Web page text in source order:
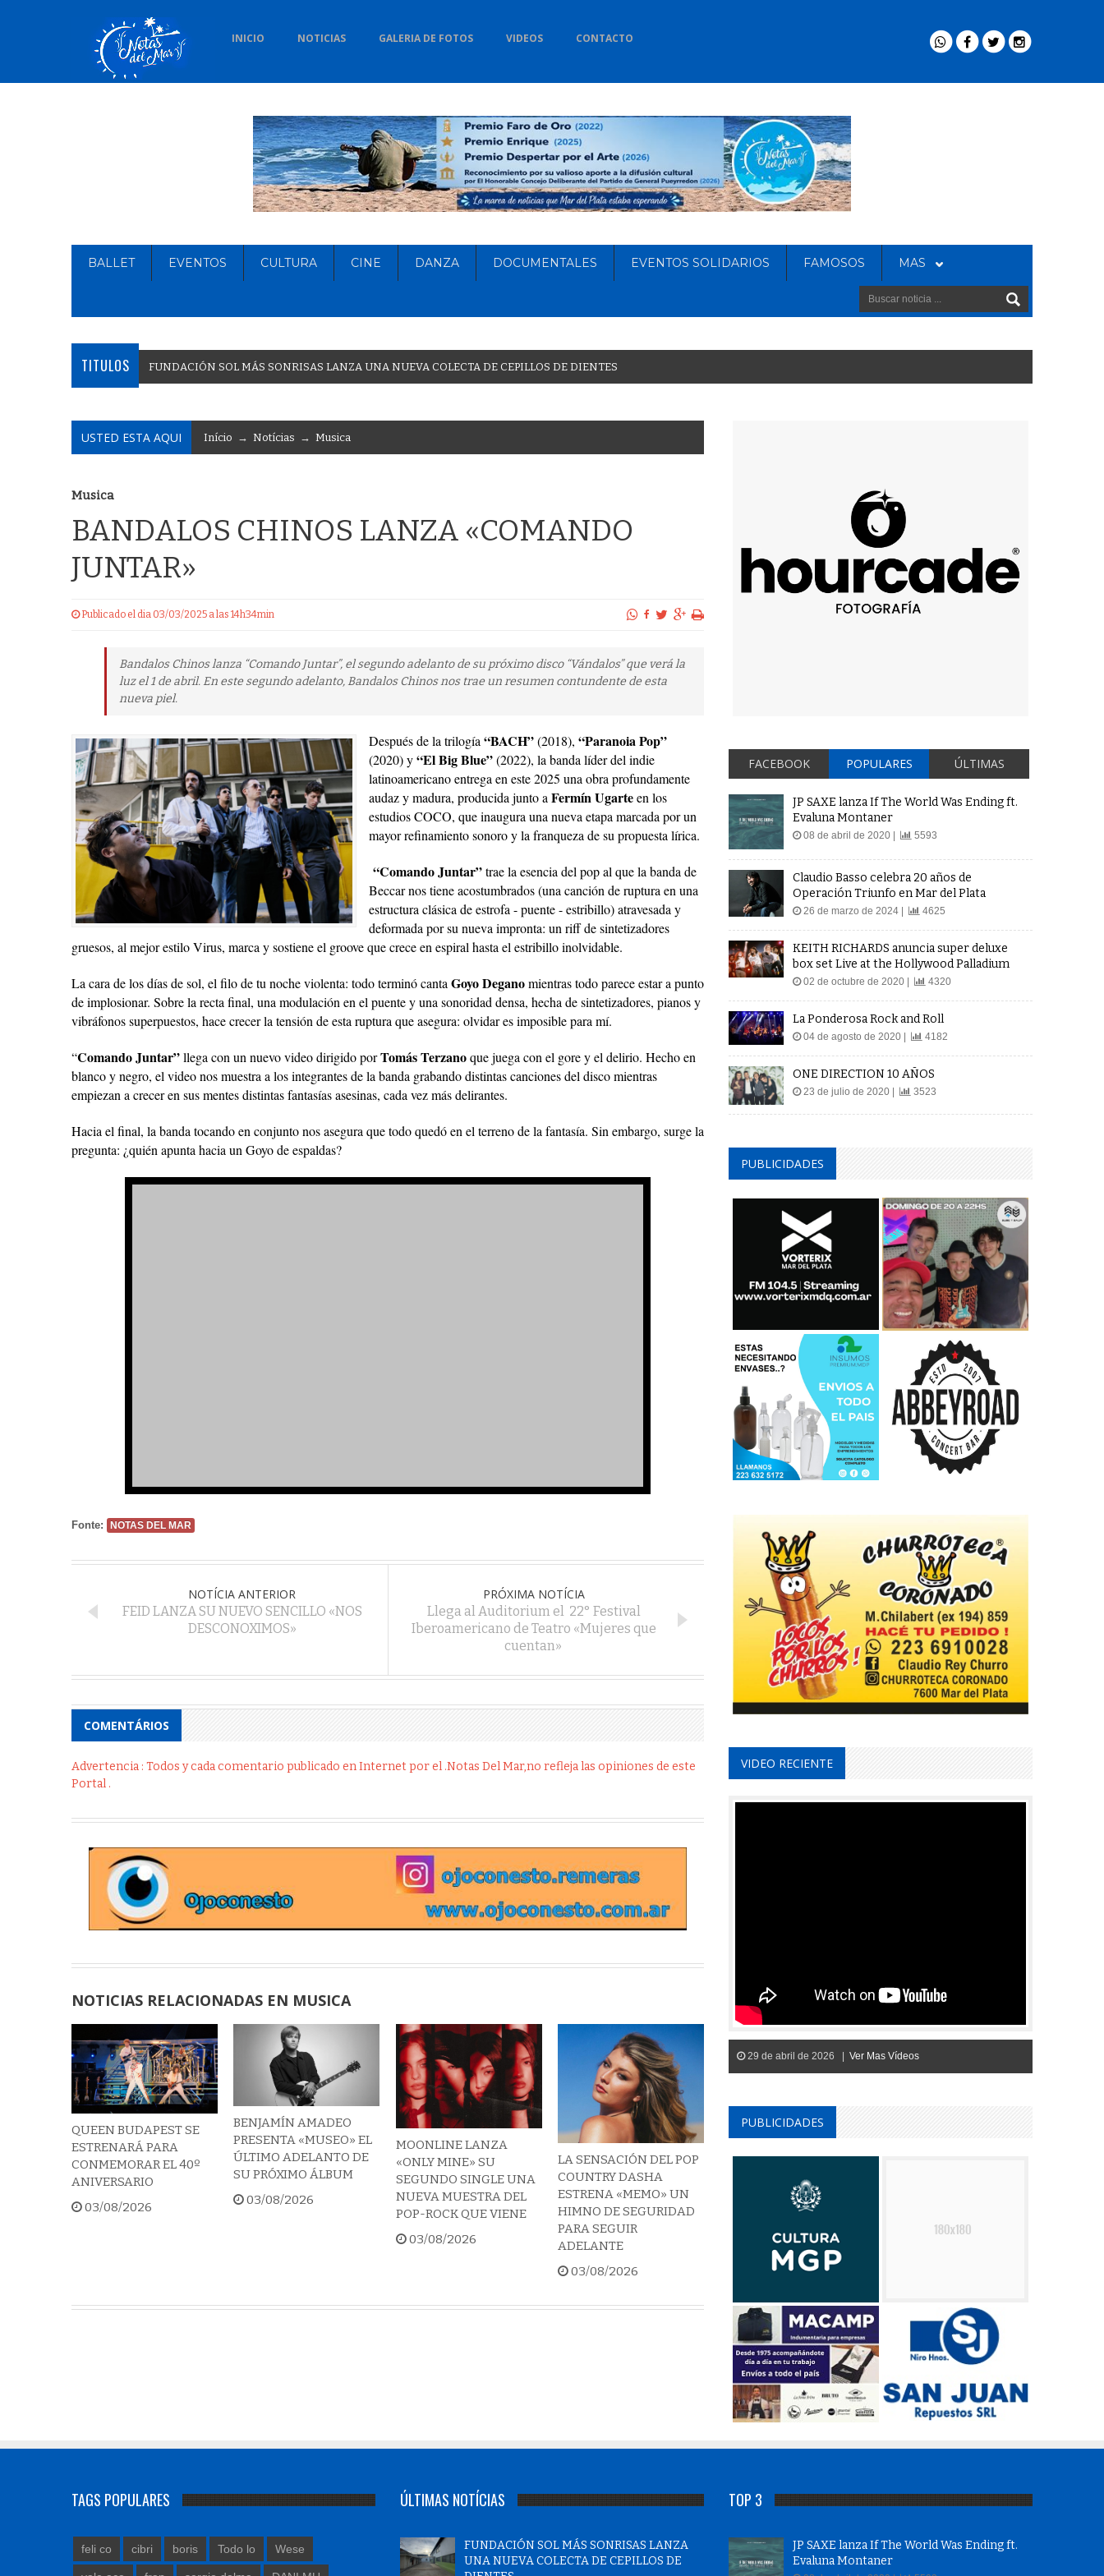
INICIO NOTICIAS GALERIA DE FOTOS VIDEOS CONTACTO
BALLET EVENTOS CULTURA CINE DANZA DOCUMENTALES EVENTOS SOLIDARIOS FAMOSOS MAS
TITULOS FUNDACIÓN SOL MÁS SONRISAS LANZA UNA NUEVA COLECTA DE CEPILLOS DE DIENTES
USTED ESTA AQUI Início → Notícias → Musica
Musica
BANDALOS CHINOS LANZA «COMANDO
JUNTAR»
Publicado el dia 03/03/2025 a las 14h34min
Bandalos Chinos lanza “Comando Juntar”, el segundo adelanto de su próximo disco “Vándalos” que verá la
luz el 1 de abril. En este segundo adelanto, Bandalos Chinos nos trae un resumen contundente de esta
nueva piel.
Después de la trilogía“BACH”(2018), “Paranoia Pop”
(2020) y“El Big Blue”(2022), la banda líder del indie
latinoamericano entrega en este 2025 una obra profundamente
audaz y madura, producida junto aFermín Ugarteen los
estudios COCO, que inaugura una nueva etapa marcada por un
mayor refinamiento sonoro y la franqueza de su propuesta lírica.
“Comando Juntar”trae la esencia del pop al que la banda de
Beccar nos tiene acostumbrados (una canción de ruptura en una
estructura clásica de estrofa - puente - estribillo) atravesada y
deformada por su nueva impronta: un riff de sintetizadores
gruesos, al mejor estilo Virus, marca y sostiene el groove que crece en espiral hasta el estribillo inolvidable.
La cara de los días de sol, el filo de tu noche violenta: todo terminó cantaGoyo Deganomientras todo parece estar a punto
de implosionar. Sobre la recta final, una modulación en el puente y una sonoridad densa, hecha de sintetizadores, pianos y
vibráfonos superpuestos, hace crecer la tensión de esta ruptura que asegura: olvidar es imposible para mí.
“Comando Juntar”llega con un nuevo video dirigido porTomás Terzanoque juega con el gore y el delirio. Hecho en
blanco y negro, el video nos muestra a los integrantes de la banda grabando distintas canciones del disco mientras
empiezan a crecer en sus mentes distintas fantasías asesinas, cada vez más delirantes.
Hacia el final, la banda tocando en conjunto nos asegura que todo quedó en el terreno de la fantasía. Sin embargo, surge la
pregunta: ¿quién apunta hacia un Goyo de espaldas?
Fonte: NOTAS DEL MAR
NOTÍCIA ANTERIOR
FEID LANZA SU NUEVO SENCILLO «NOS
DESCONOXIMOS»
PRÓXIMA NOTÍCIA
Llega al Auditorium el 22° Festival
Iberoamericano de Teatro «Mujeres que
cuentan»
COMENTÁRIOS
Advertencia : Todos y cada comentario publicado en Internet por el .Notas Del Mar,no refleja las opiniones de este
Portal .
NOTICIAS RELACIONADAS EN MUSICA
QUEEN BUDAPEST SE
ESTRENARÁ PARA
CONMEMORAR EL 40º
ANIVERSARIO
03/08/2026
BENJAMÍN AMADEO
PRESENTA «MUSEO» EL
ÚLTIMO ADELANTO DE
SU PRÓXIMO ÁLBUM
03/08/2026
MOONLINE LANZA
«ONLY MINE» SU
SEGUNDO SINGLE UNA
NUEVA MUESTRA DEL
POP-ROCK QUE VIENE
03/08/2026
LA SENSACIÓN DEL POP
COUNTRY DASHA
ESTRENA «MEMO» UN
HIMNO DE SEGURIDAD
PARA SEGUIR
ADELANTE
03/08/2026
FACEBOOK POPULARES ÚLTIMAS
JP SAXE lanza If The World Was Ending ft.
Evaluna Montaner
08 de abril de 2020 | 5593
Claudio Basso celebra 20 años de
Operación Triunfo en Mar del Plata
26 de marzo de 2024 | 4625
KEITH RICHARDS anuncia super deluxe
box set Live at the Hollywood Palladium
02 de octubre de 2020 | 4320
La Ponderosa Rock and Roll
04 de agosto de 2020 | 4182
ONE DIRECTION 10 AÑOS
23 de julio de 2020 | 3523
PUBLICIDADES
VIDEO RECIENTE
29 de abril de 2026 | Ver Mas Vídeos
PUBLICIDADES
TAGS POPULARES
feli co cibri boris Todo lo Wese
ÚLTIMAS NOTÍCIAS
FUNDACIÓN SOL MÁS SONRISAS LANZA
UNA NUEVA COLECTA DE CEPILLOS DE
TOP 3
JP SAXE lanza If The World Was Ending ft.
Evaluna Montaner